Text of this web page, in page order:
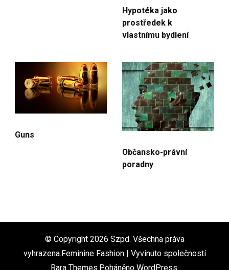
Hypotéka jako
prostředek k
vlastnímu bydlení
Guns
Občansko-právní
poradny
© Copyright 2026 Szpd. Všechna práva
vyhrazena.Feminine Fashion | Vyvinuto společností
Rara Themes.Poháněno WordPress.